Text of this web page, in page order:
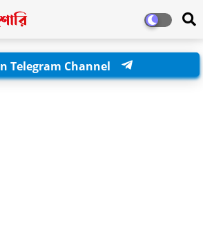
Telegram Channel